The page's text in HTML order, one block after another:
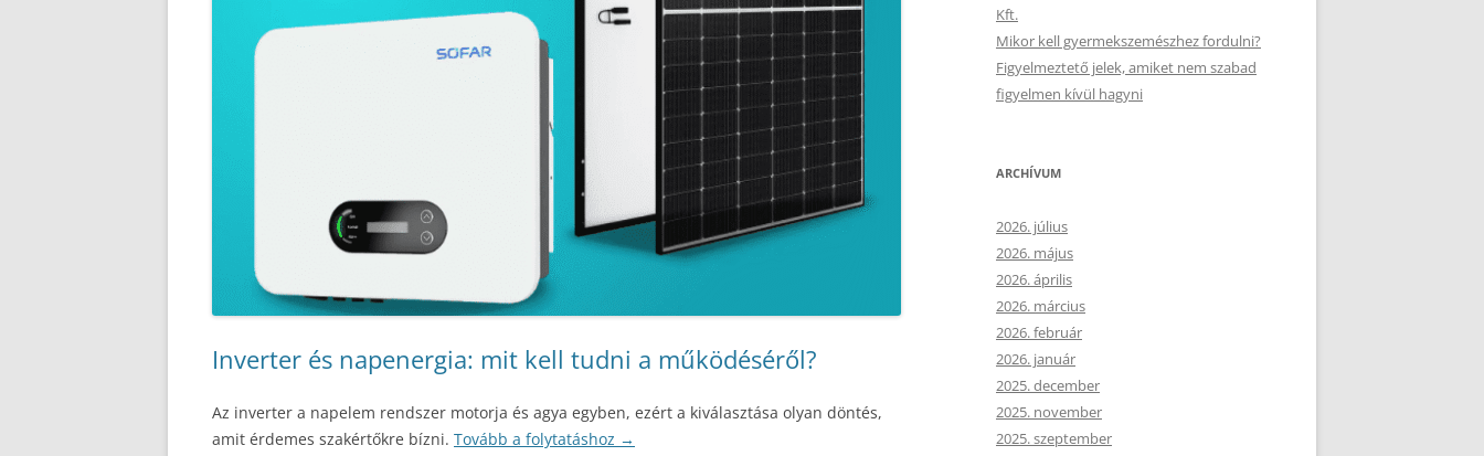
Inverter és napenergia: mit kell tudni a működéséről?
Az inverter a napelem rendszer motorja és agya egyben, ezért a kiválasztása olyan döntés,
amit érdemes szakértőkre bízni. Tovább a folytatáshoz →
Kft.
Mikor kell gyermekszemészhez fordulni?
Figyelmeztető jelek, amiket nem szabad
figyelmen kívül hagyni
ARCHÍVUM
2026. július
2026. május
2026. április
2026. március
2026. február
2026. január
2025. december
2025. november
2025. szeptember